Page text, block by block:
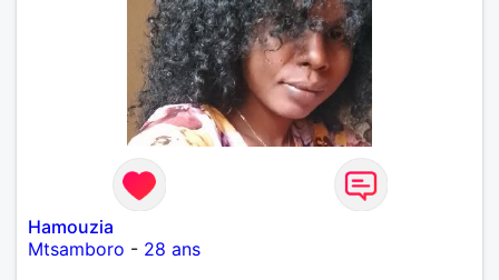
Hamouzia
Mtsamboro - 28 ans